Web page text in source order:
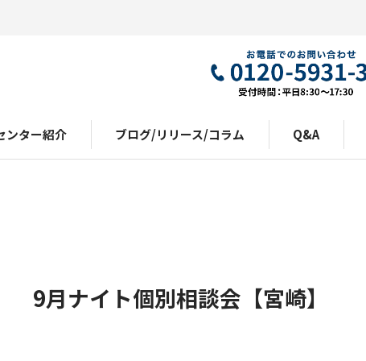
ンター紹介 ブログ/リリース/コラム Q&A
9月ナイト個別相談会【宮崎】